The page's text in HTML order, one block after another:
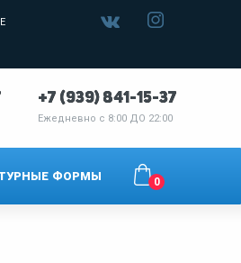
+7 (939) 841-15-37
Ежедневно с 8:00 ДО 22:00
ФОРМЫ 0